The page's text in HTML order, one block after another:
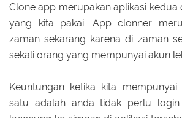
Clone app merupakan aplikasi kedua
yang kita pakai. App clonner
zaman sekarang karena di zaman
sekali orang yang mempunyai akun
Keuntungan ketika kita
satu adalah anda tidak perlu